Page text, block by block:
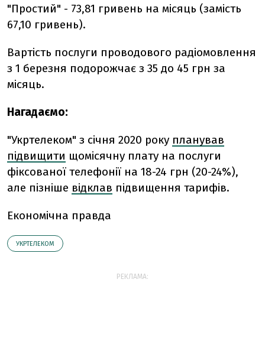
"Простий" - 73,81 гривень на місяць (замість
67,10 гривень).
Вартість послуги проводового радіомовлення
з 1 березня подорожчає з 35 до 45 грн за
місяць.
Нагадаємо:
"Укртелеком" з січня 2020 року планував
підвищити щомісячну плату на послуги
фіксованої телефонії на 18-24 грн (20-24%),
але пізніше відклав підвищення тарифів.
Економічна правда
УКРТЕЛЕКОМ
РЕКЛАМА: